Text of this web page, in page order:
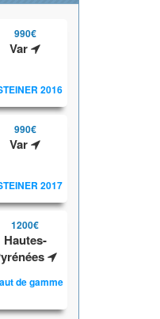
990€
Var
2016
990€
Var
2017
1200€
Hautes-
de gamme